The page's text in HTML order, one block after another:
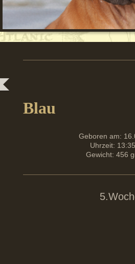
Blau
Geboren am:
Uhrzeit:
Gewicht: 456